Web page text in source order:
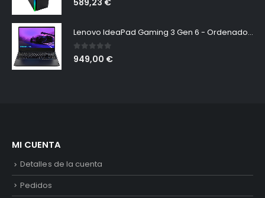
589,23 €
Lenovo IdeaPad Gaming 3 Gen 6 - Ordenador Portátil 15.6" FullHD 60Hz (Intel Core i5-11320H, 16GB RAM, 512GB SSD, NVIDIA GeForce RTX 3050-4GB, Sin Sistema Operativo) Negro, Teclado QWERTY
0out of 5
949,00 €
MI CUENTA
Detalles de la cuenta
Pedidos